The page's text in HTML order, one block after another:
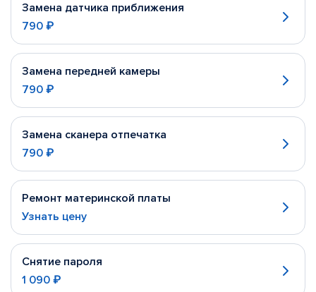
Замена датчика приближения
790 ₽
Замена передней камеры
790 ₽
Замена сканера отпечатка
790 ₽
Ремонт материнской платы
Узнать цену
Снятие пароля
1 090 ₽